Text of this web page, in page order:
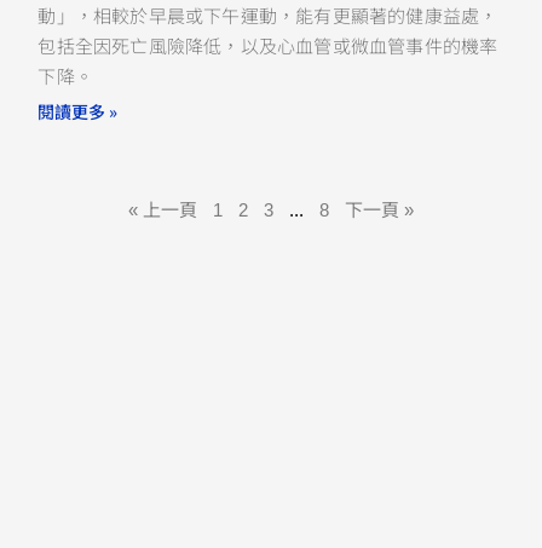
動」，相較於早晨或下午運動，能有更顯著的健康益處，
包括全因死亡風險降低，以及心血管或微血管事件的機率
下降。
閱讀更多 »
« 上一頁 1 2 3 ... 8 下一頁 »